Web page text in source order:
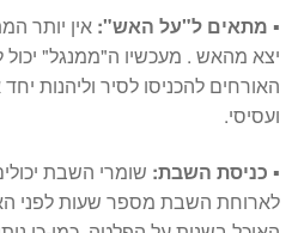
▪ מתאים ל"על האש": אין יותר
יצא מהאש . מעכשיו ה"ממנגל"
האורחים להכניסו לסיר וליהנות
ועסיסי.
▪ כניסת השבת: שומרי השבת
לארוחת השבת מספר שעות לפני